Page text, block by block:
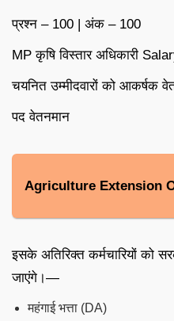
प्रश्न – 100 | अंक – 100
MP कृषि विस्तार अधिकारी
चयनित उम्मीदवारों को आकर्षक
पद वेतनमान
Agriculture Extension
इसके अतिरिक्त कर्मचारियों को
जाएंगे।—
महंगाई भत्ता (DA)